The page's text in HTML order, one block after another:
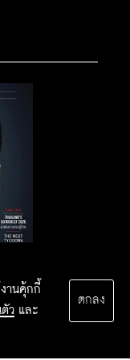
านคุ้กกี้
ตัว และ
ตกลง
RESERVED